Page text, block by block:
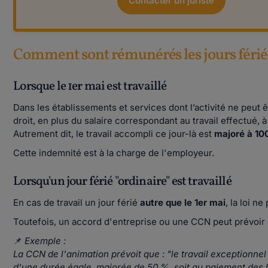
Comment sont rémunérés les jours
Lorsque le 1er mai est travaillé
Dans les établissements et services dont l’activité ne
droit, en plus du salaire correspondant au travail effectué,
Autrement dit, le travail accompli ce jour-là est majoré à
Cette indemnité est à la charge de l'employeur.
Lorsqu'un jour férié "ordinaire" est travaillé
En cas de travail un jour fériéautre que le 1er mai, la loi
Toutefois, un accord d'entreprise ou une CCN peut
📌Exemple :
La CCN de l'animation prévoit que : "le travail